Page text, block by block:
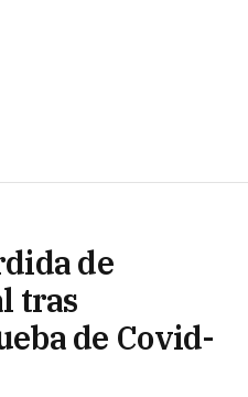
de
tras
de Covid-